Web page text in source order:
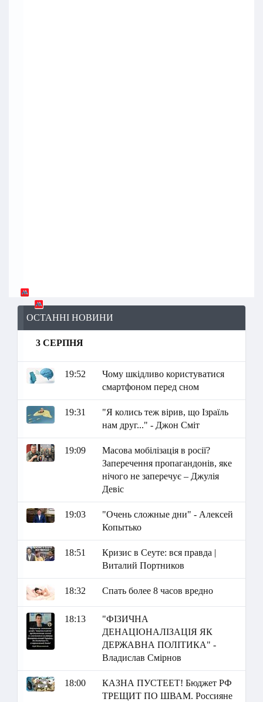
ОСТАННІ НОВИНИ
3 СЕРПНЯ
19:52
Чому шкідливо користуватися
смартфоном перед сном
19:31
"Я колись теж вірив, що Ізраїль
нам друг..." - Джон Сміт
19:09
Масова мобілізація в росії?
Заперечення пропагандонів, яке
нічого не заперечує – Джулія
Девіс
19:03
"Очень сложные дни" - Алексей
Копытько
18:51
Кризис в Сеуте: вся правда |
Виталий Портников
18:32 Спать более 8 часов вредно
18:13
"ФІЗИЧНА
ДЕНАЦІОНАЛІЗАЦІЯ ЯК
ДЕРЖАВНА ПОЛІТИКА" -
Владислав Смірнов
18:00
КАЗНА ПУСТЕЕТ! Бюджет РФ
ТРЕЩИТ ПО ШВАМ. Россияне